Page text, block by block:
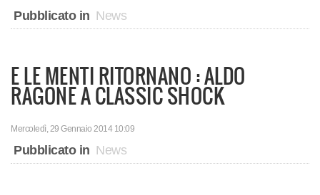
Pubblicato in News
E LE MENTI RITORNANO : ALDO
RAGONE A CLASSIC SHOCK
Mercoledì, 29 Gennaio 2014 10:09
Pubblicato in News